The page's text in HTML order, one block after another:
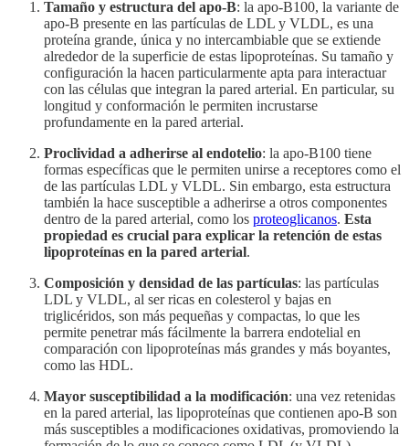
Tamaño y estructura del apo-B: la apo-B100, la variante de
apo-B presente en las partículas de LDL y VLDL, es una
proteína grande, única y no intercambiable que se extiende
alrededor de la superficie de estas lipoproteínas. Su tamaño y
configuración la hacen particularmente apta para interactuar
con las células que integran la pared arterial. En particular, su
longitud y conformación le permiten incrustarse
profundamente en la pared arterial.
Proclividad a adherirse al endotelio: la apo-B100 tiene
formas específicas que le permiten unirse a receptores como el
de las partículas LDL y VLDL. Sin embargo, esta estructura
también la hace susceptible a adherirse a otros componentes
dentro de la pared arterial, como los proteoglicanos. Esta
propiedad es crucial para explicar la retención de estas
lipoproteínas en la pared arterial.
Composición y densidad de las partículas: las partículas
LDL y VLDL, al ser ricas en colesterol y bajas en
triglicéridos, son más pequeñas y compactas, lo que les
permite penetrar más fácilmente la barrera endotelial en
comparación con lipoproteínas más grandes y más boyantes,
como las HDL.
Mayor susceptibilidad a la modificación: una vez retenidas
en la pared arterial, las lipoproteínas que contienen apo-B son
más susceptibles a modificaciones oxidativas, promoviendo la